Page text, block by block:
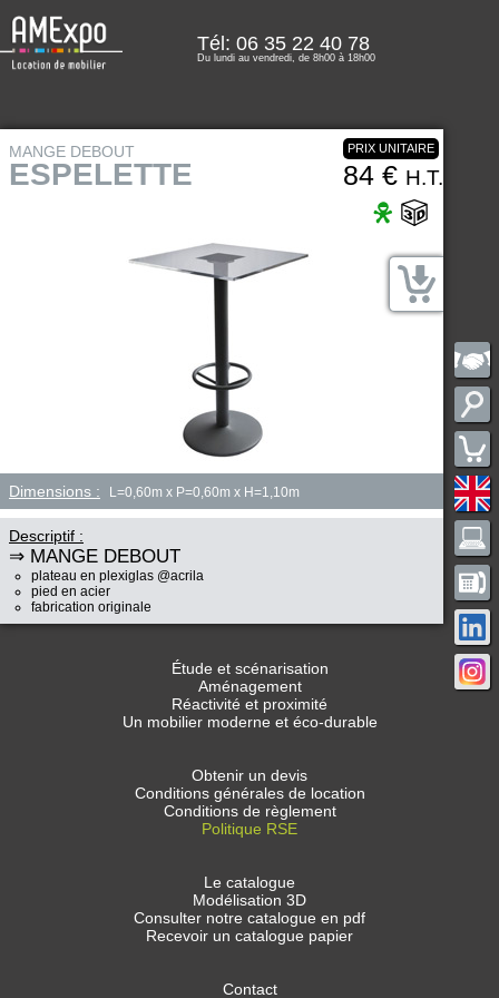
Tél: 06 35 22 40 78
Du lundi au vendredi, de 8h00 à 18h00
MANGE DEBOUT
ESPELETTE
PRIX UNITAIRE
84 € H.T.
Dimensions : L=0,60m x P=0,60m x H=1,10m
Descriptif :
⇒ MANGE DEBOUT
plateau en plexiglas @acrila
pied en acier
fabrication originale
Étude et scénarisation
Aménagement
Réactivité et proximité
Un mobilier moderne et éco-durable
Obtenir un devis
Conditions générales de location
Conditions de règlement
Politique RSE
Le catalogue
Modélisation 3D
Consulter notre catalogue en pdf
Recevoir un catalogue papier
Contact